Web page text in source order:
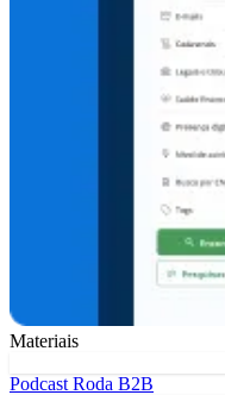
Materiais
Podcast Roda B2B